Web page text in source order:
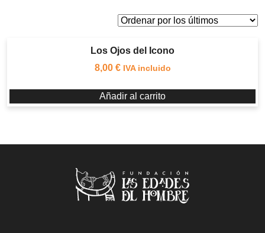
Los Ojos del Icono
8,00 € IVA incluido
Añadir al carrito